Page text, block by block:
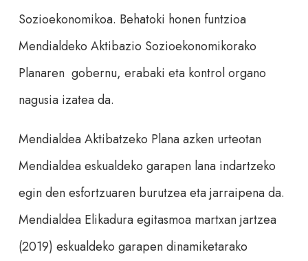
Sozioekonomikoa. Behatoki honen funtzioa
Mendialdeko Aktibazio Sozioekonomikorako
Planaren gobernu, erabaki eta kontrol organo
nagusia izatea da.
Mendialdea Aktibatzeko Plana azken urteotan
Mendialdea eskualdeko garapen lana indartzeko
egin den esfortzuaren burutzea eta jarraipena da.
Mendialdea Elikadura egitasmoa martxan jartzea
(2019) eskualdeko garapen dinamiketarako